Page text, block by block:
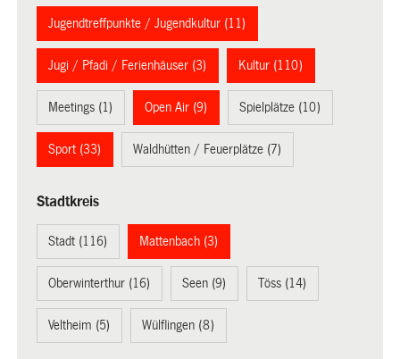
Jugendtreffpunkte / Jugendkultur (11)
Jugi / Pfadi / Ferienhäuser (3) Kultur (110)
Meetings (1) Open Air (9) Spielplätze (10)
Sport (33) Waldhütten / Feuerplätze (7)
Stadtkreis
Stadt (116) Mattenbach (3)
Oberwinterthur (16) Seen (9) Töss (14)
Veltheim (5) Wülflingen (8)